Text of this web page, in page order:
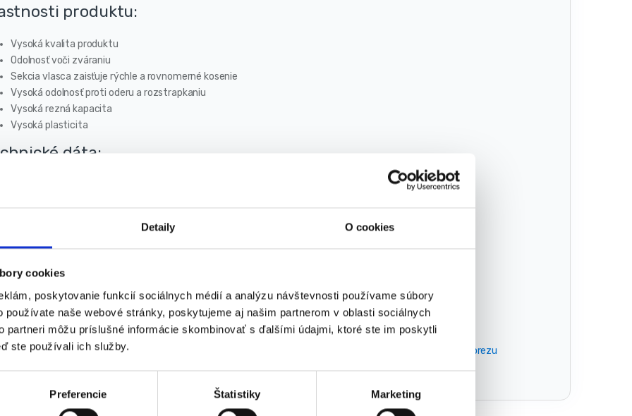
Detaily O cookies
cookies
poskytovanie funkcií sociálnych médií a analýzu návštevnosti používame súbory
používate naše webové stránky, poskytujeme aj našim partnerom v oblasti sociálnych
partneri môžu príslušné informácie skombinovať s ďalšími údajmi, ktoré ste im poskytli
ste používali ich služby.
Preferencie Štatistiky Marketing
produktu:
Vysoká kvalita produktu
Odolnosť voči zváraniu
Sekcia vlasca zaisťuje rýchle a rovnomerné kosenie
Vysoká odolnosť proti oderu a rozstrapkaniu
Vysoká rezná kapacita
Vysoká plasticita
dáta:
Účel: na kosy a vyžínače
číslo:KD11852
struna do krovinorezu